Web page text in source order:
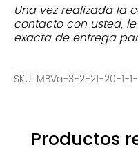
Una vez realizada la
contacto con usted,
exacta de entrega
SKU: MBVa-3-2-21-20-1-
Productos